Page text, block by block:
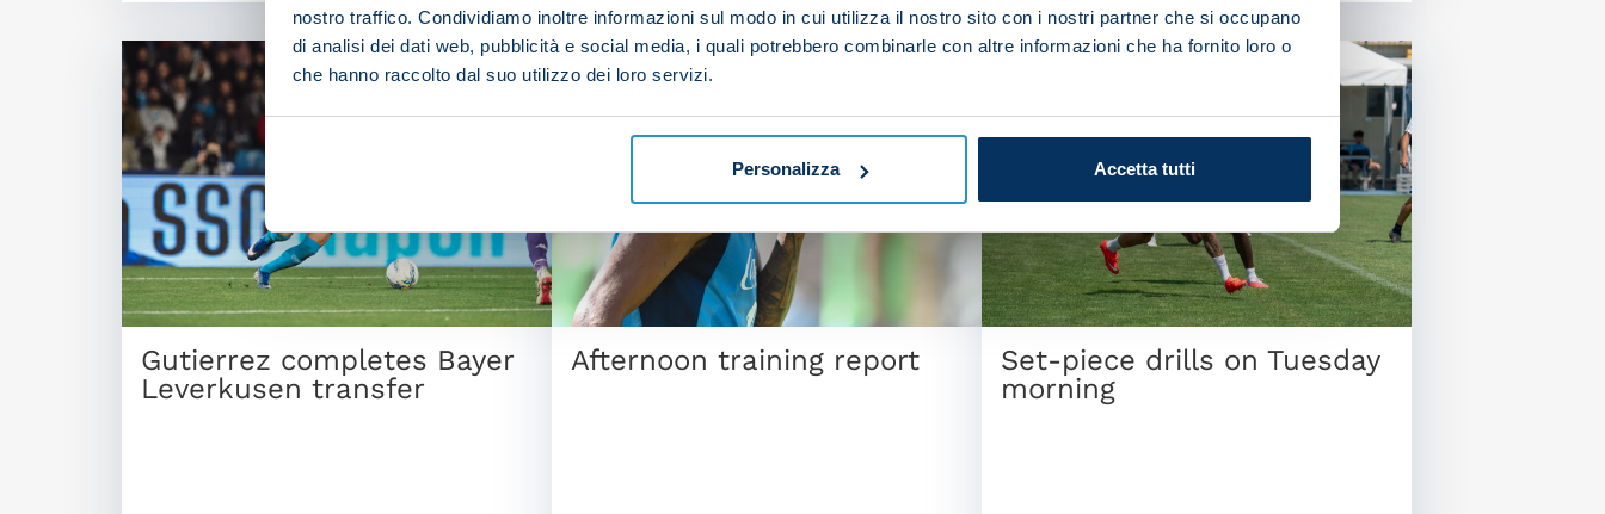
nostro traffico. Condividiamo inoltre informazioni sul modo in cui utilizza il nostro sito con i nostri partner che si occupano
di analisi dei dati web, pubblicità e social media, i quali potrebbero combinarle con altre informazioni che ha fornito loro o
che hanno raccolto dal suo utilizzo dei loro servizi.
Personalizza Accetta tutti
Gutierrez completes Bayer
Leverkusen transfer
Afternoon training report
Set-piece drills on Tuesday
morning